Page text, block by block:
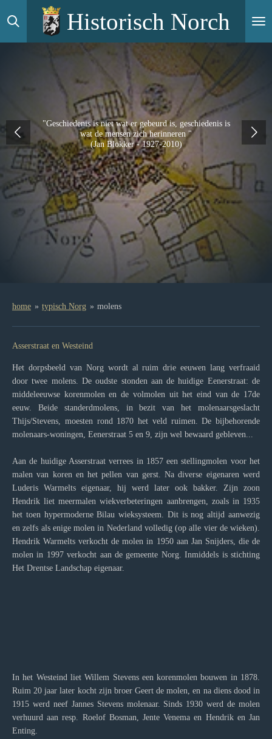
direct
Historisch Norch
"Geschiedenis is niet wat er gebeurd is, geschiedenis is
wat de mensen zich herinneren "
(Jan Blokker - 1927-2010)
home » typisch Norg » molens
Asserstraat en Westeind
Het dorpsbeeld van Norg wordt al ruim drie eeuwen lang verfraaid
door twee molens. De oudste stonden aan de huidige Eenerstraat: de
middeleeuwse korenmolen en de volmolen uit het eind van de 17de
eeuw. Beide standerdmolens, in bezit van het molenaarsgeslacht
Thijs/Stevens, moesten rond 1870 het veld ruimen. De bijbehorende
molenaars-woningen, Eenerstraat 5 en 9, zijn wel bewaard gebleven...
Aan de huidige Asserstraat verrees in 1857 een stellingmolen voor het
malen van koren en het pellen van gerst. Na diverse eigenaren werd
Luderis Warmelts eigenaar, hij werd later ook bakker. Zijn zoon
Hendrik liet meermalen wiekverbeteringen aanbrengen, zoals in 1935
het toen hypermoderne Bilau wieksysteem. Dit is nog altijd aanwezig
en zelfs als enige molen in Nederland volledig (op alle vier de wieken).
Hendrik Warmelts verkocht de molen in 1950 aan Jan Snijders, die de
molen in 1997 verkocht aan de gemeente Norg. Inmiddels is stichting
Het Drentse Landschap eigenaar.
In het Westeind liet Willem Stevens een korenmolen bouwen in 1878.
Ruim 20 jaar later kocht zijn broer Geert de molen, en na diens dood in
1915 werd neef Jannes Stevens molenaar. Sinds 1930 werd de molen
verhuurd aan resp. Roelof Bosman, Jente Venema en Hendrik en Jan
Enting.